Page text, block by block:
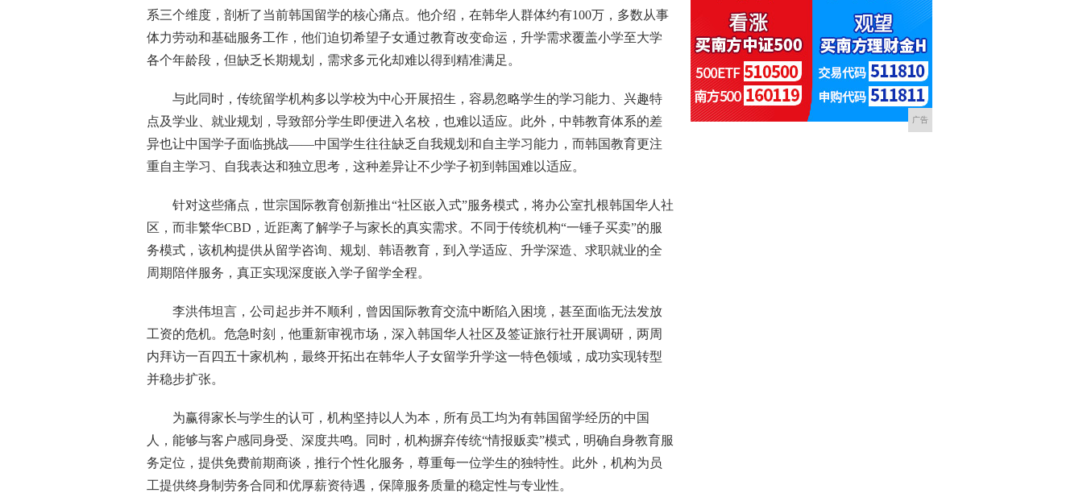
系三个维度，剖析了当前韩国留学的核心痛点。他介绍，在韩华人群体约有100万，多数从事
体力劳动和基础服务工作，他们迫切希望子女通过教育改变命运，升学需求覆盖小学至大学
各个年龄段，但缺乏长期规划，需求多元化却难以得到精准满足。
与此同时，传统留学机构多以学校为中心开展招生，容易忽略学生的学习能力、兴趣特
点及学业、就业规划，导致部分学生即便进入名校，也难以适应。此外，中韩教育体系的差
异也让中国学子面临挑战——中国学生往往缺乏自我规划和自主学习能力，而韩国教育更注
重自主学习、自我表达和独立思考，这种差异让不少学子初到韩国难以适应。
针对这些痛点，世宗国际教育创新推出“社区嵌入式”服务模式，将办公室扎根韩国华人社
区，而非繁华CBD，近距离了解学子与家长的真实需求。不同于传统机构“一锤子买卖”的服
务模式，该机构提供从留学咨询、规划、韩语教育，到入学适应、升学深造、求职就业的全
周期陪伴服务，真正实现深度嵌入学子留学全程。
李洪伟坦言，公司起步并不顺利，曾因国际教育交流中断陷入困境，甚至面临无法发放
工资的危机。危急时刻，他重新审视市场，深入韩国华人社区及签证旅行社开展调研，两周
内拜访一百四五十家机构，最终开拓出在韩华人子女留学升学这一特色领域，成功实现转型
并稳步扩张。
为赢得家长与学生的认可，机构坚持以人为本，所有员工均为有韩国留学经历的中国
人，能够与客户感同身受、深度共鸣。同时，机构摒弃传统“情报贩卖”模式，明确自身教育服
务定位，提供免费前期商谈，推行个性化服务，尊重每一位学生的独特性。此外，机构为员
工提供终身制劳务合同和优厚薪资待遇，保障服务质量的稳定性与专业性。
广告